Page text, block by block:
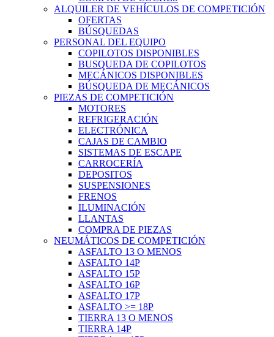
ALQUILER DE VEHÍCULOS DE COMPETICIÓN
OFERTAS
BÚSQUEDAS
PERSONAL DEL EQUIPO
COPILOTOS DISPONIBLES
BUSQUEDA DE COPILOTOS
MECÁNICOS DISPONIBLES
BÚSQUEDA DE MECÁNICOS
PIEZAS DE COMPETICIÓN
MOTORES
REFRIGERACIÓN
ELECTRÓNICA
CAJAS DE CAMBIO
SISTEMAS DE ESCAPE
CARROCERÍA
DEPOSITOS
SUSPENSIONES
FRENOS
ILUMINACIÓN
LLANTAS
COMPRA DE PIEZAS
NEUMÁTICOS DE COMPETICIÓN
ASFALTO 13 O MENOS
ASFALTO 14P
ASFALTO 15P
ASFALTO 16P
ASFALTO 17P
ASFALTO >= 18P
TIERRA 13 O MENOS
TIERRA 14P